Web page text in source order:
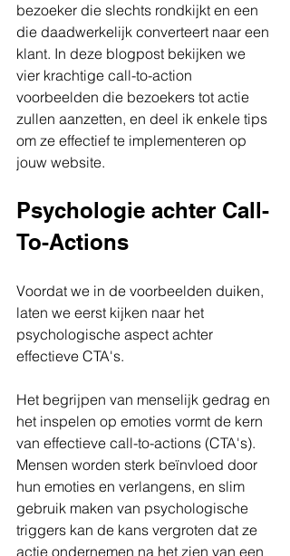
bezoeker die slechts rondkijkt en een
die daadwerkelijk converteert naar een
klant. In deze blogpost bekijken we
vier krachtige call-to-action
voorbeelden die bezoekers tot actie
zullen aanzetten, en deel ik enkele tips
om ze effectief te implementeren op
jouw website.
Psychologie achter Call-
To-Actions
Voordat we in de voorbeelden duiken,
laten we eerst kijken naar het
psychologische aspect achter
effectieve CTA's.
Het begrijpen van menselijk gedrag en
het inspelen op emoties vormt de kern
van effectieve call-to-actions (CTA's).
Mensen worden sterk beïnvloed door
hun emoties en verlangens, en slim
gebruik maken van psychologische
triggers kan de kans vergroten dat ze
actie ondernemen na het zien van een